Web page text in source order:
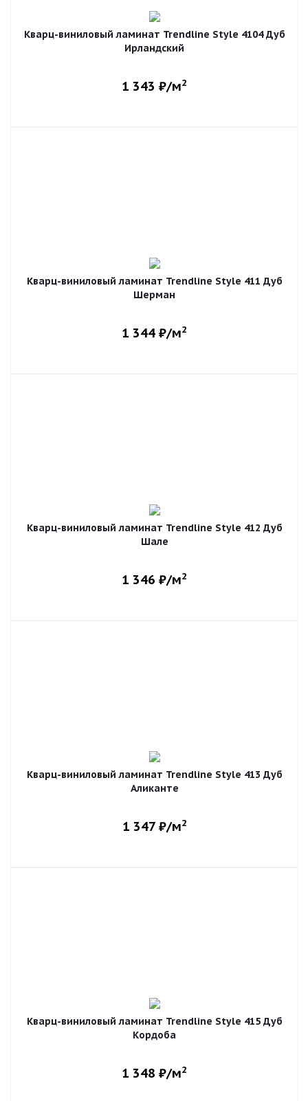
Кварц-виниловый ламинат Trendline Style 4104 Дуб
Ирландский
1 343 ₽/м2
Кварц-виниловый ламинат Trendline Style 411 Дуб
Шерман
1 344 ₽/м2
Кварц-виниловый ламинат Trendline Style 412 Дуб
Шале
1 346 ₽/м2
Кварц-виниловый ламинат Trendline Style 413 Дуб
Аликанте
1 347₽/м2
Кварц-виниловый ламинат Trendline Style 415 Дуб
Кордоба
1 348 ₽/м2